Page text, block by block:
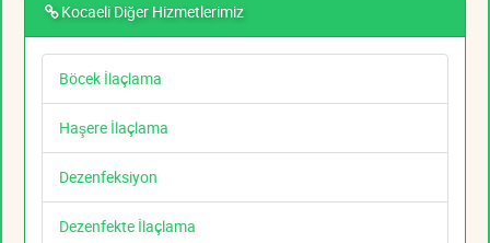
Kocaeli Diğer Hizmetlerimiz
Böcek İlaçlama
Haşere İlaçlama
Dezenfeksiyon
Dezenfekte İlaçlama